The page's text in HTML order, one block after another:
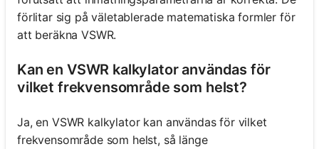
förlitar sig på väletablerade matematiska formler för
att beräkna VSWR.
Kan en VSWR kalkylator användas för
vilket frekvensområde som helst?
Ja, en VSWR kalkylator kan användas för vilket
frekvensområde som helst, så länge